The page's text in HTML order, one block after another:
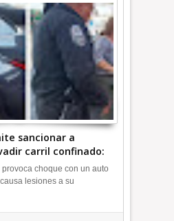
sancionar a
carril confinado:
choque con un auto
lesiones a su